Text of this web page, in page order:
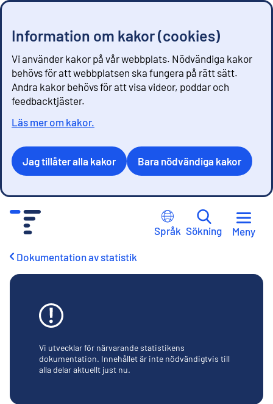
Information om kakor (cookies)
Vi använder kakor på vår webbplats. Nödvändiga kakor
behövs för att webbplatsen ska fungera på rätt sätt.
Andra kakor behövs för att visa videor, poddar och
feedbacktjäster.
Läs mer om kakor.
Jag tillåter alla kakor Bara nödvändiga kakor
Språk Sökning Meny
Dokumentation av statistik
Vi utvecklar för närvarande statistikens
dokumentation. Innehållet är inte nödvändigtvis till
alla delar aktuellt just nu.